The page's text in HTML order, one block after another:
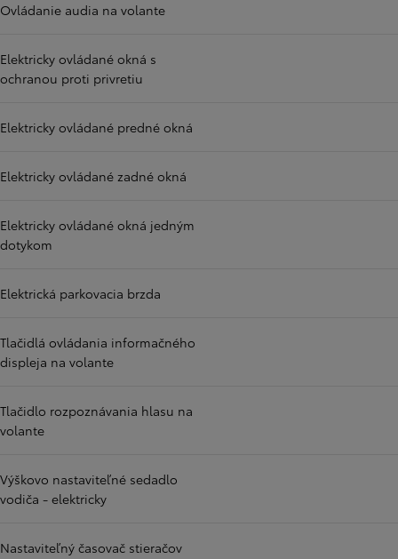
Ovládanie audia na volante
Elektricky ovládané okná s
ochranou proti privretiu
Elektricky ovládané predné okná
Elektricky ovládané zadné okná
Elektricky ovládané okná jedným
dotykom
Elektrická parkovacia brzda
Tlačidlá ovládania informačného
displeja na volante
Tlačidlo rozpoznávania hlasu na
volante
Výškovo nastaviteľné sedadlo
vodiča - elektricky
Nastaviteľný časovač stieračov